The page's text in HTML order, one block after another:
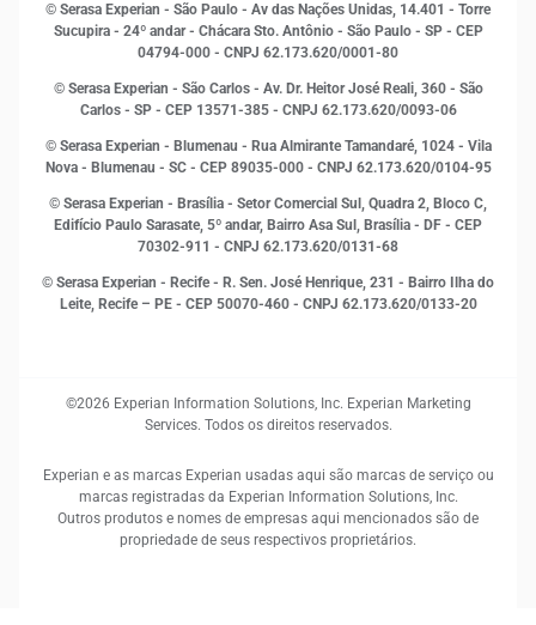
Inovação e Tecnologia
Leis e impostos
Marketing
Open Finance
Proteção de Dados
Sustentabilidade Corporativa
© Serasa Experian - São Paulo - Av das Nações Unidas, 14.401 - Torre
Sucupira - 24º andar - Chácara Sto. Antônio - São Paulo - SP - CEP
04794-000 - CNPJ 62.173.620/0001-80
© Serasa Experian - São Carlos - Av. Dr. Heitor José Reali, 360 - São
Carlos - SP - CEP 13571-385 - CNPJ 62.173.620/0093-06
© Serasa Experian - Blumenau - Rua Almirante Tamandaré, 1024 - Vila
Nova - Blumenau - SC - CEP 89035-000 - CNPJ 62.173.620/0104-95
© Serasa Experian - Brasília - Setor Comercial Sul, Quadra 2, Bloco C,
Edifício Paulo Sarasate, 5º andar, Bairro Asa Sul, Brasília - DF - CEP
70302-911 - CNPJ 62.173.620/0131-68
© Serasa Experian - Recife - R. Sen. José Henrique, 231 - Bairro Ilha do
Leite, Recife – PE - CEP 50070-460 - CNPJ 62.173.620/0133-20
©2026 Experian Information Solutions, Inc. Experian Marketing
Services. Todos os direitos reservados.
Experian e as marcas Experian usadas aqui são marcas de serviço ou
marcas registradas da Experian Information Solutions, Inc.
Outros produtos e nomes de empresas aqui mencionados são de
propriedade de seus respectivos proprietários.